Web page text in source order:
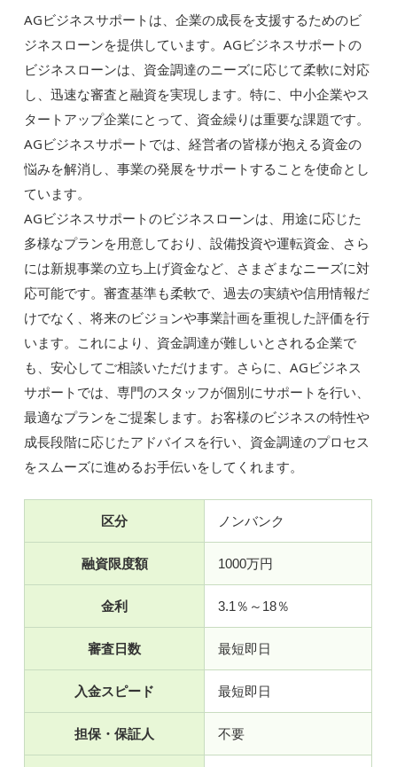
AGビジネスサポートは、企業の成長を支援するためのビ
ジネスローンを提供しています。AGビジネスサポートの
ビジネスローンは、資金調達のニーズに応じて柔軟に対応
し、迅速な審査と融資を実現します。特に、中小企業やス
タートアップ企業にとって、資金繰りは重要な課題です。
AGビジネスサポートでは、経営者の皆様が抱える資金の
悩みを解消し、事業の発展をサポートすることを使命とし
ています。
AGビジネスサポートのビジネスローンは、用途に応じた
多様なプランを用意しており、設備投資や運転資金、さら
には新規事業の立ち上げ資金など、さまざまなニーズに対
応可能です。審査基準も柔軟で、過去の実績や信用情報だ
けでなく、将来のビジョンや事業計画を重視した評価を行
います。これにより、資金調達が難しいとされる企業で
も、安心してご相談いただけます。さらに、AGビジネス
サポートでは、専門のスタッフが個別にサポートを行い、
最適なプランをご提案します。お客様のビジネスの特性や
成長段階に応じたアドバイスを行い、資金調達のプロセス
をスムーズに進めるお手伝いをしてくれます。
区分 ノンバンク
融資限度額 1000万円
金利 3.1％～18％
審査日数 最短即日
入金スピード 最短即日
担保・保証人 不要